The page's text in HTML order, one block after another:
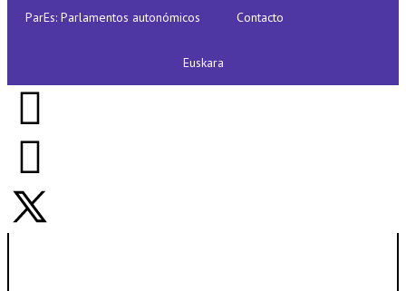
ParEs: Parlamentos autonómicos Contacto
Euskara